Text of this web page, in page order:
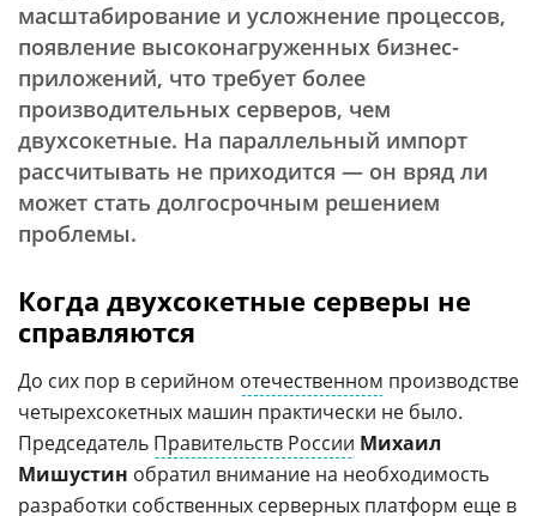
масштабирование и усложнение процессов,
появление высоконагруженных бизнес-
приложений, что требует более
производительных серверов, чем
двухсокетные. На параллельный импорт
рассчитывать не приходится — он вряд ли
может стать долгосрочным решением
проблемы.
Когда двухсокетные серверы не
справляются
До сих пор в серийном отечественном производстве
четырехсокетных машин практически не было.
Председатель Правительств России Михаил
Мишустин обратил внимание на необходимость
разработки собственных серверных платформ еще в